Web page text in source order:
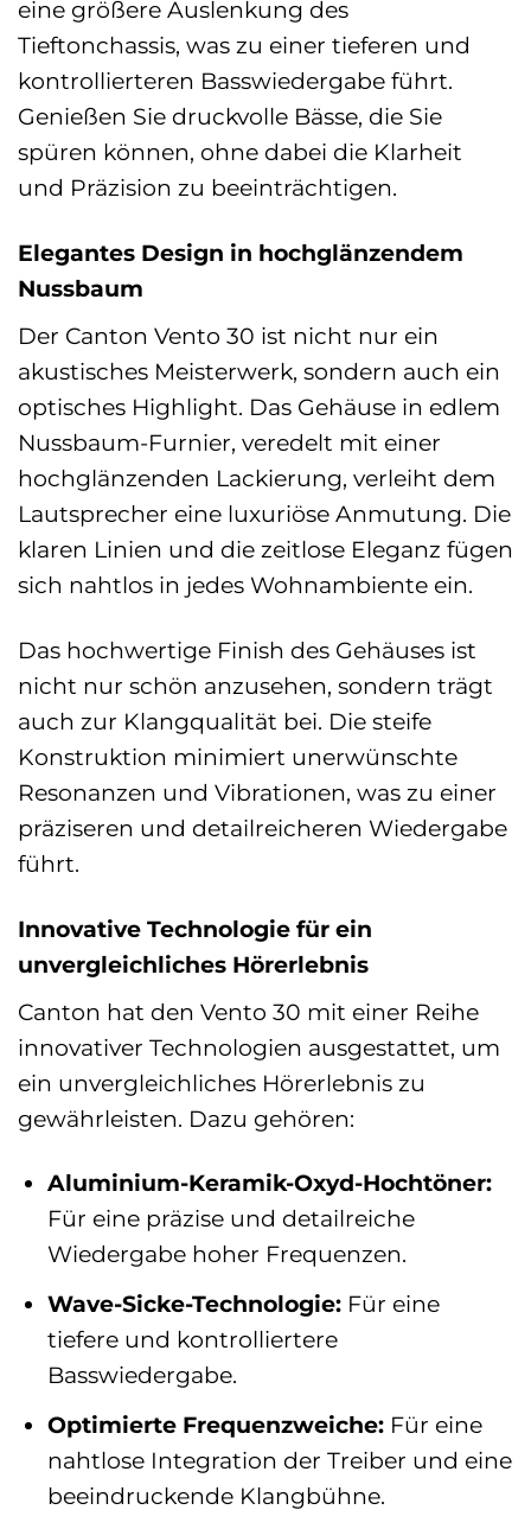
eine größere Auslenkung des
Tieftonchassis, was zu einer tieferen und
kontrollierteren Basswiedergabe führt.
Genießen Sie druckvolle Bässe, die Sie
spüren können, ohne dabei die Klarheit
und Präzision zu beeinträchtigen.
Elegantes Design in hochglänzendem
Nussbaum
Der Canton Vento 30 ist nicht nur ein
akustisches Meisterwerk, sondern auch ein
optisches Highlight. Das Gehäuse in edlem
Nussbaum-Furnier, veredelt mit einer
hochglänzenden Lackierung, verleiht dem
Lautsprecher eine luxuriöse Anmutung. Die
klaren Linien und die zeitlose Eleganz fügen
sich nahtlos in jedes Wohnambiente ein.
Das hochwertige Finish des Gehäuses ist
nicht nur schön anzusehen, sondern trägt
auch zur Klangqualität bei. Die steife
Konstruktion minimiert unerwünschte
Resonanzen und Vibrationen, was zu einer
präziseren und detailreicheren Wiedergabe
führt.
Innovative Technologie für ein
unvergleichliches Hörerlebnis
Canton hat den Vento 30 mit einer Reihe
innovativer Technologien ausgestattet, um
ein unvergleichliches Hörerlebnis zu
gewährleisten. Dazu gehören:
Aluminium-Keramik-Oxyd-Hochtöner:
Für eine präzise und detailreiche
Wiedergabe hoher Frequenzen.
Wave-Sicke-Technologie:Für eine
tiefere und kontrolliertere
Basswiedergabe.
Optimierte Frequenzweiche:Für eine
nahtlose Integration der Treiber und eine
beeindruckende Klangbühne.